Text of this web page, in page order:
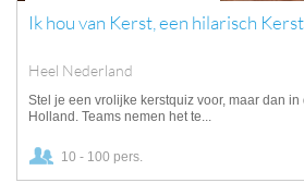
Ik hou van Kerst, een hilarisch
Heel Nederland
Stel je een vrolijke kerstquiz voor, maar dan in
Holland. Teams nemen het te...
10 - 100 pers.